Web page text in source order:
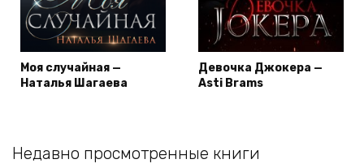
Моя случайная —
Наталья Шагаева
Девочка Джокера —
Asti Brams
Недавно просмотренные книги